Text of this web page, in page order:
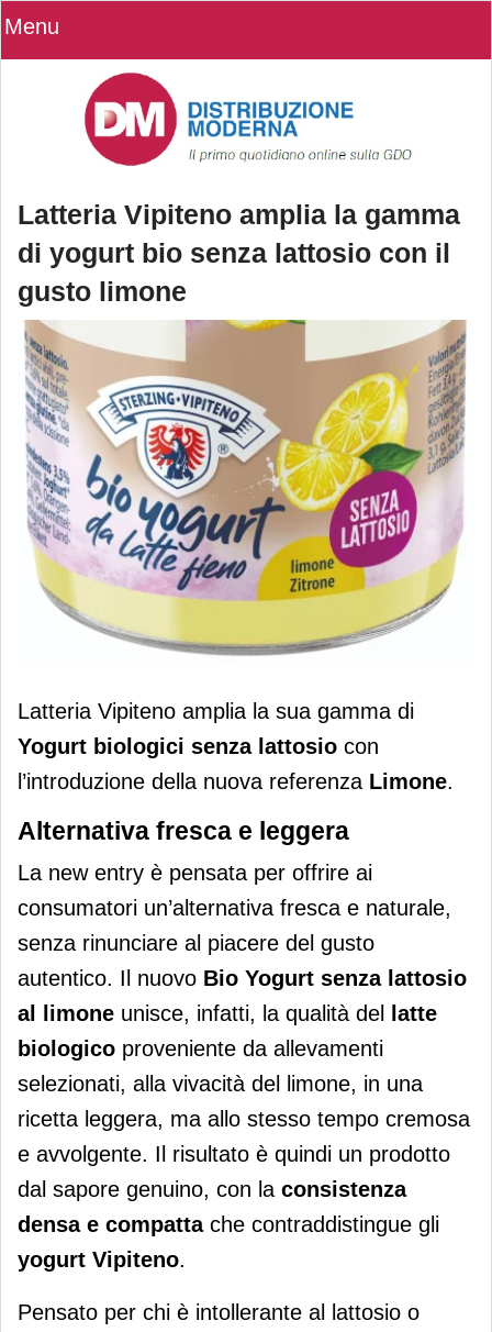
Menu
Latteria Vipiteno amplia la gamma
di yogurt bio senza lattosio con il
gusto limone
Latteria Vipiteno amplia la gamma di
yogurt bio senza lattosio con il gusto
limone
Latteria Vipiteno amplia la sua gamma di
Yogurt biologici senza lattosio con
l’introduzione della nuova referenza Limone.
Alternativa fresca e leggera
La new entry è pensata per offrire ai
consumatori un’alternativa fresca e naturale,
senza rinunciare al piacere del gusto
autentico. Il nuovo Bio Yogurt senza lattosio
al limone unisce, infatti, la qualità del
latte
biologico proveniente da allevamenti
selezionati, alla vivacità del limone, in una
ricetta leggera, ma allo stesso tempo cremosa
e avvolgente. Il risultato è quindi un prodotto
dal sapore genuino, con la consistenza
densa e compatta che contraddistingue gli
yogurt Vipiteno.
Pensato per chi è intollerante al lattosio o